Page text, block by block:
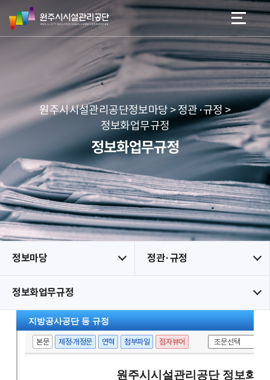
네
본문 바로가기
메뉴 바로가기
원
주
시
리
공
단
원주시시설관리공단정보마당 > 정관·규정 >
정보화업무규정
정보화업무규정
정보마당 정관·규정
정보화업무규정